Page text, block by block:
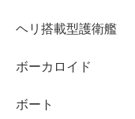
ヘリ搭載型護衛艦
ボーカロイド
ボート